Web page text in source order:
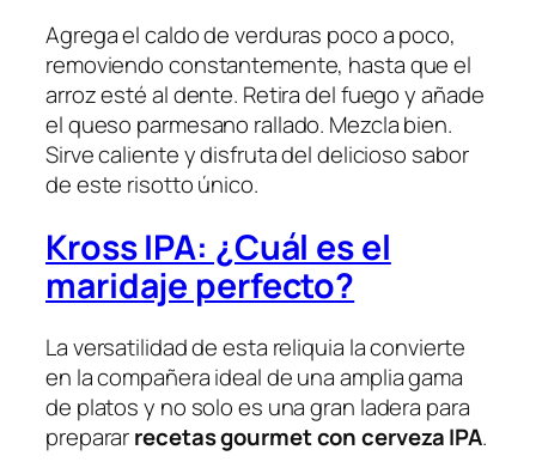
Agrega el caldo de verduras poco a poco,
removiendo constantemente, hasta que el
arroz esté al dente. Retira del fuego y añade
el queso parmesano rallado. Mezcla bien.
Sirve caliente y disfruta del delicioso sabor
de este risotto único.
Kross IPA: ¿Cuál es el
maridaje perfecto?
La versatilidad de esta reliquia la convierte
en la compañera ideal de una amplia gama
de platos y no solo es una gran ladera para
prepararrecetas gourmet con cerveza IPA.